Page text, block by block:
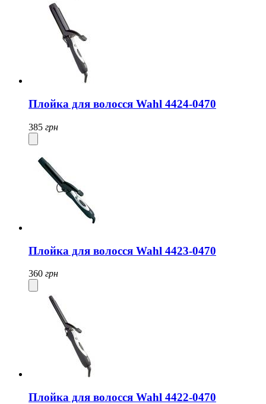
Плойка для волосся Wahl 4424-0470
385 грн
Плойка для волосся Wahl 4423-0470
360 грн
Плойка для волосся Wahl 4422-0470